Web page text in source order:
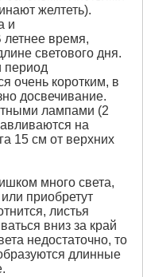
желтеть).
и
летнее время,
светового дня.
период
очень коротким, в
досвечивание.
лампами (2
на
15 см от верхних
много света,
приобретут
листья
вниз за край
недостаточно, то
длинные